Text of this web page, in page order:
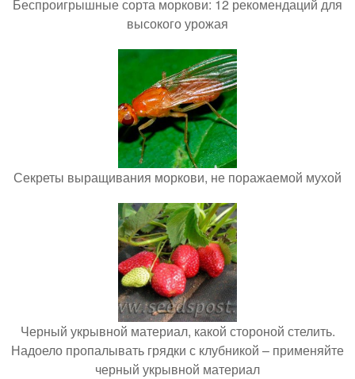
Беспроигрышные сорта моркови: 12 рекомендаций для
высокого урожая
Секреты выращивания моркови, не поражаемой мухой
Черный укрывной материал, какой стороной стелить.
Надоело пропалывать грядки с клубникой – применяйте
черный укрывной материал